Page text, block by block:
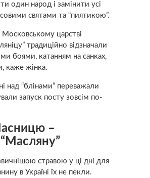
один народ і замінити усі
святами та “пиятикою”.
Московському царстві
традиційно відзначали
боями, катанням на санках,
каже жінка.
над “блінами” переважали
запуск посту зовсім по-
–
стравою у ці дні для
в Україні їх не пекли.